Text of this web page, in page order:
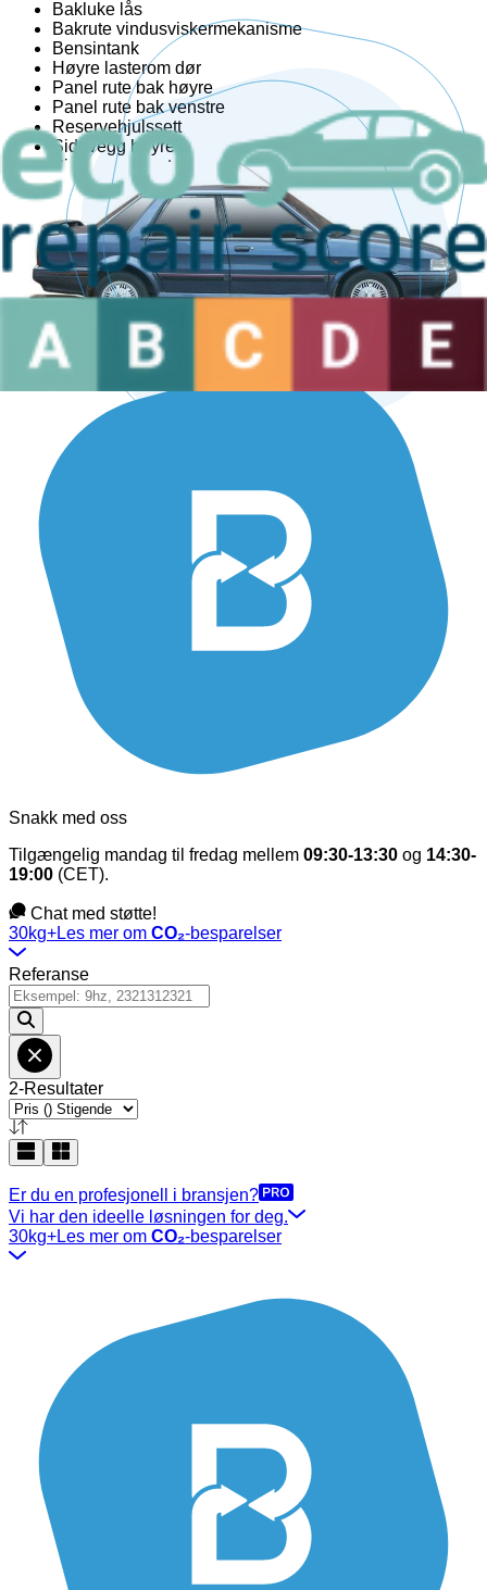
Bakluke lås
Bakrute vindusviskermekanisme
Bensintank
Høyre lasterom dør
Panel rute bak høyre
Panel rute bak venstre
Reservehjulssett
Sidevegg høyre
Sidevegg venstre
Spoiler bakluke
Støtfangerbjelke bak
Tanklokket
Trunk håndtak
Venstre lasterom dør
Er du en profesjonell i bransjen?
Vi har den ideelle løsningen for deg.
Snakk med oss
Tilgængelig mandag til fredag mellem 09:30-13:30 og 14:30-
19:00 (CET).
Chat med støtte!
30kg+Les mer om CO₂-besparelser
Referanse
2-Resultater
Er du en profesjonell i bransjen?
Vi har den ideelle løsningen for deg.
30kg+Les mer om CO₂-besparelser